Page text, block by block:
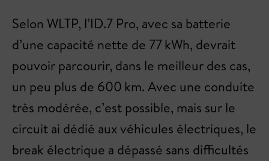
Selon WLTP, l’ID.7 Pro, avec sa batterie
d’une capacité nette de 77 kWh, devrait
pouvoir parcourir, dans le meilleur des cas,
un peu plus de 600 km. Avec une conduite
très modérée, c’est possible, mais sur le
circuit ai dédié aux véhicules électriques, le
break électrique a dépassé sans difficultés